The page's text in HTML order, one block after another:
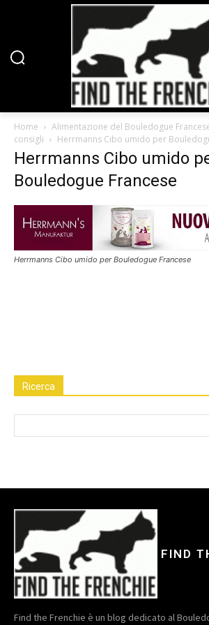
Home
Alimentazione del Bouledogue
consigli
Herrmanns Cibo umido per
Herrmanns Cibo umido
Bouledogue Francese
Herrmanns Cibo umido per Bouledogue Francese
Ricerca
FIND
Find the Frenchie è un blog dedicato al